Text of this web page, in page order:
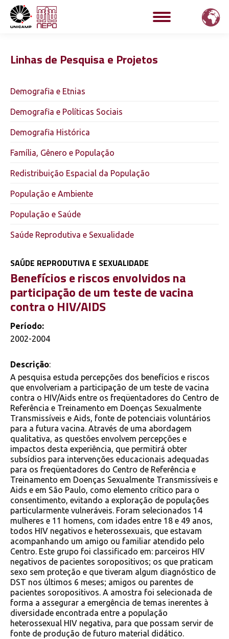
Linhas de Pesquisa e Projetos
Demografia e Etnias
Demografia e Políticas Sociais
Demografia Histórica
Família, Gênero e População
Redistribuição Espacial da População
População e Ambiente
População e Saúde
Saúde Reprodutiva e Sexualidade
SAÚDE REPRODUTIVA E SEXUALIDADE
Benefícios e riscos envolvidos na
participação de um teste de vacina
contra o HIV/AIDS
Período:
2002-2004
Descrição:
A pesquisa estuda percepções dos benefícios e riscos
que envolveriam a participação de um teste de vacina
contra o HIV/Aids entre os freqüentadores do Centro de
Referência e Treinamento em Doenças Sexualmente
Transmissíveis e Aids, fonte de potenciais voluntários
para a futura vacina. Através de uma abordagem
qualitativa, as questões envolvem percepções e
impactos desta experiência, que permitirá obter
subsídios para intervenções educacionais adequadas
para os freqüentadores do Centro de Referência e
Treinamento em Doenças Sexualmente Transmissíveis e
Aids e em São Paulo, como elemento crítico para o
consentimento, evitando a exploração de populações
particularmente vulneráveis. Foram selecionados 14
mulheres e 11 homens, com idades entre 18 e 49 anos,
todos HIV negativos e heterossexuais, que estavam
acompanhando um amigo ou familiar atendido pelo
Centro. Este grupo foi classificado em: parceiros HIV
negativos de pacientes soropositivos; os que praticam
sexo sem proteção e que tiveram algum diagnóstico de
DST nos últimos 6 meses; amigos ou parentes de
pacientes soropositivos. A amostra foi selecionada de
forma a assegurar a emergência de temas inerentes à
diversidade encontrada entre a população
heterossexual HIV negativa, para que possam servir de
fonte de produção de futuro material didático.